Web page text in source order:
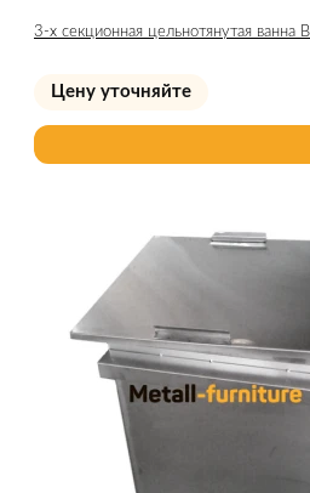
3-х секционная цельнотянутая
Цену уточняйте